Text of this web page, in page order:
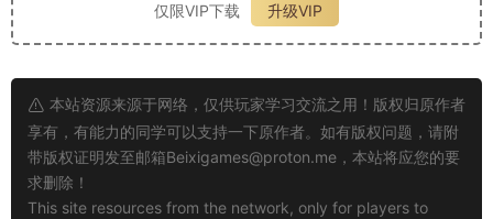
仅限VIP下载
升级VIP
本站资源来源于网络，仅供玩家学习交流之用！版权归原作者
享有，有能力的同学可以支持一下原作者。如有版权问题，请附
带版权证明发至邮箱Beixigames@proton.me ，本站将应您的要
求删除！
This site resources from the network, only for players to